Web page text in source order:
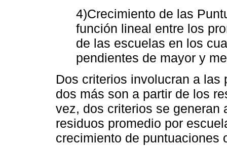
4)Crecimiento de las
función lineal entre los
de las escuelas en los
pendientes de mayor y
Dos criterios involucran a las
dos más son a partir de los
vez, dos criterios se generan
residuos promedio por
crecimiento de puntuaciones